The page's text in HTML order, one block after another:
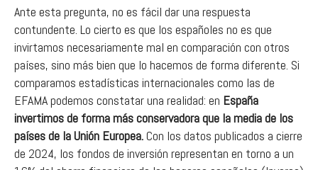
Ante esta pregunta, no es fácil dar una respuesta
contundente. Lo cierto es que los españoles no es que
invirtamos necesariamente mal en comparación con otros
países, sino más bien que lo hacemos de forma diferente. Si
comparamos estadísticas internacionales como las de
EFAMA podemos constatar una realidad: en España
invertimos de forma más conservadora que la media de los
países de la Unión Europea.Con los datos publicados a cierre
de 2024, los fondos de inversión representan en torno a un